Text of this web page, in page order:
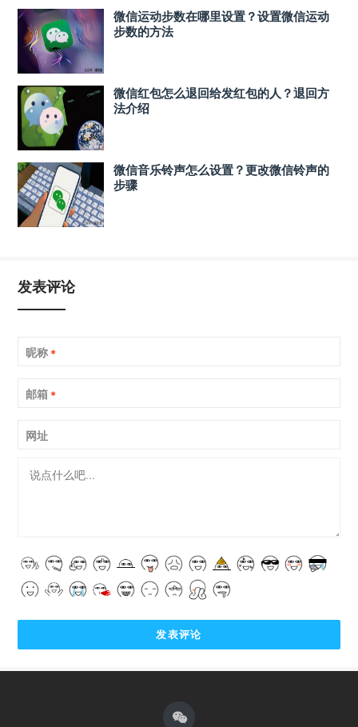
微信运动步数在哪里设置？设置微信运动
步数的方法
微信红包怎么退回给发红包的人？退回方
法介绍
微信音乐铃声怎么设置？更改微信铃声的
步骤
发表评论
昵称 *
邮箱 *
网址